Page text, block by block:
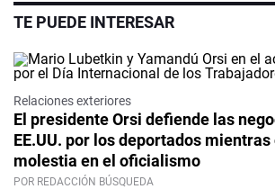
TE PUEDE INTERESAR
Relaciones exteriores
El presidente Orsi defiende las
EE.UU. por los deportados mientras
molestia en el oficialismo
POR REDACCIÓN BÚSQUEDA